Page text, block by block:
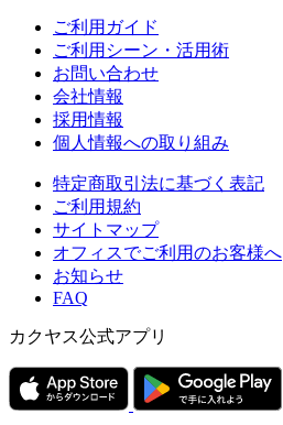
ご利用ガイド
ご利用シーン・活用術
お問い合わせ
会社情報
採用情報
個人情報への取り組み
特定商取引法に基づく表記
ご利用規約
サイトマップ
オフィスでご利用のお客様へ
お知らせ
FAQ
カクヤス公式アプリ